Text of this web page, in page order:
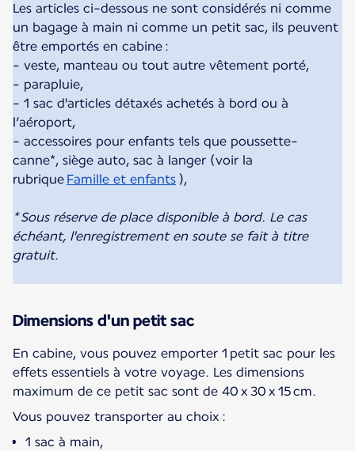
Les articles ci-dessous ne sont considérés ni comme
un bagage à main ni comme un petit sac, ils peuvent
être emportés en cabine :
- veste, manteau ou tout autre vêtement porté,
- parapluie,
- 1 sac d'articles détaxés achetés à bord ou à
l’aéroport,
- accessoires pour enfants tels que poussette-
canne*, siège auto, sac à langer (voir la
rubrique Famille et enfants ),
* Sous réserve de place disponible à bord. Le cas
échéant, l'enregistrement en soute se fait à titre
gratuit.
Dimensions d'un petit sac
En cabine, vous pouvez emporter 1 petit sac pour les
effets essentiels à votre voyage. Les dimensions
maximum de ce petit sac sont de 40 x 30 x 15 cm.
Vous pouvez transporter au choix :
1 sac à main,